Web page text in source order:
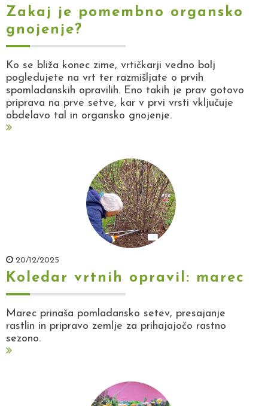
Zakaj je pomembno organsko
gnojenje?
Ko se bliža konec zime, vrtičkarji vedno bolj
pogledujete na vrt ter razmišljate o prvih
spomladanskih opravilih. Eno takih je prav gotovo
priprava na prve setve, kar v prvi vrsti vključuje
obdelavo tal in organsko gnojenje.
20/12/2025
Koledar vrtnih opravil: marec
Marec prinaša pomladansko setev, presajanje
rastlin in pripravo zemlje za prihajajočo rastno
sezono.